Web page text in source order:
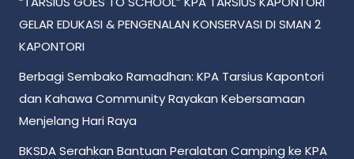
GELAR EDUKASI & PENGENALAN KONSERVASI DI SMAN 2
KAPONTORI
Berbagi Sembako Ramadhan: KPA Tarsius Kapontori
dan Kahawa Community Rayakan Kebersamaan
Menjelang Hari Raya
BKSDA Serahkan Bantuan Peralatan Camping ke KPA